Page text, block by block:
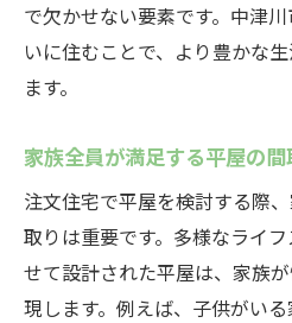
で欠かせない要素です。中津
いに住むことで、より豊かな
ます。
家族全員が満足する平屋の間
注文住宅で平屋を検討する際
取りは重要です。多様なライ
せて設計された平屋は、家族
現します。例えば、子供がい